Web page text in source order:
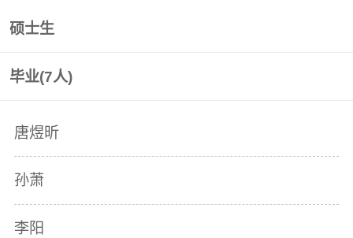
硕士生
毕业(7人)
唐煜昕
孙萧
李阳